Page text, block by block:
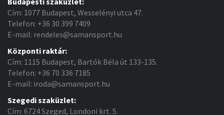
Cím: 1077 Budapest, Wesselényi utca 47.
Telefon: +36 30 399 7409
E-mail: rendeles@samansport.hu
Központi raktár:
Cím: 1115 Budapest, Bartók Béla út 133-135.
Telefon: +36 70 336 7185
E-mail: iroda@samansport.hu
Szegedi szaküzlet:
Cím: 6724 Szeged, Londoni krt. 5.